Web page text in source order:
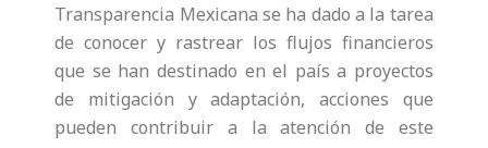
Transparencia Mexicana se ha dado a la tarea
de conocer y rastrear los flujos financieros
que se han destinado en el país a proyectos
de mitigación y adaptación, acciones que
pueden contribuir a la atención de este